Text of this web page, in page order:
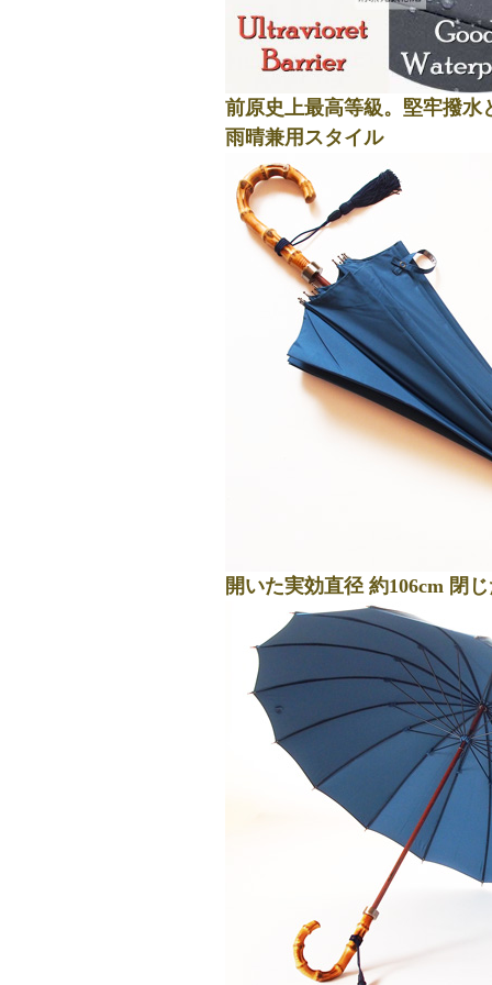
前原史上最高等級。堅牢撥水
雨晴兼用スタイル
開いた実効直径 約106cm 閉